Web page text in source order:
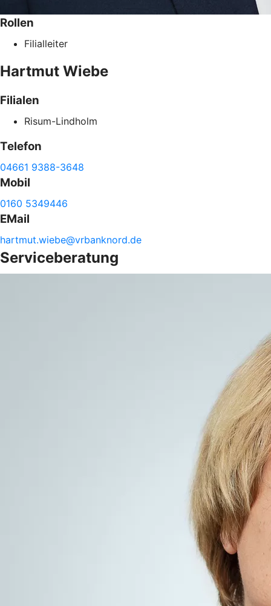
Rollen
Filialleiter
Hartmut Wiebe
Filialen
Risum-Lindholm
Telefon
04661 9388-3648
Mobil
0160 5349446
EMail
hartmut.wiebe@vrbanknord.de
Serviceberatung